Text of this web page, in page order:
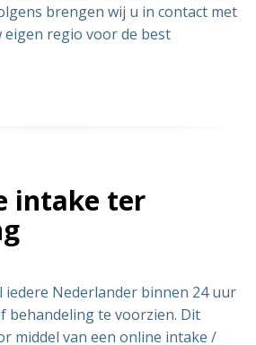
brengen wij u in contact met
eigen regio voor de best
intake ter
iedere Nederlander binnen 24 uur
behandeling te voorzien. Dit
middel van een online intake /